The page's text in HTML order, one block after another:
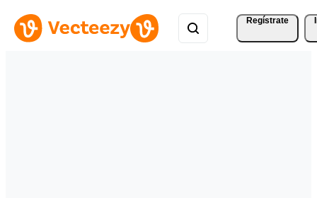
Regístrate